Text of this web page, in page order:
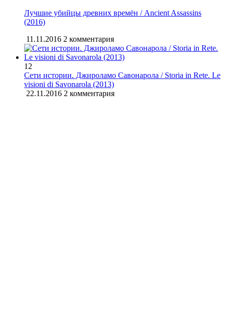
Лучшие убийцы древних времён / Ancient Assassins
(2016)
11.11.2016 2 комментария
12
Сети истории. Джироламо Савонарола / Storia in Rete. Le
visioni di Savonarola (2013)
22.11.2016 2 комментария